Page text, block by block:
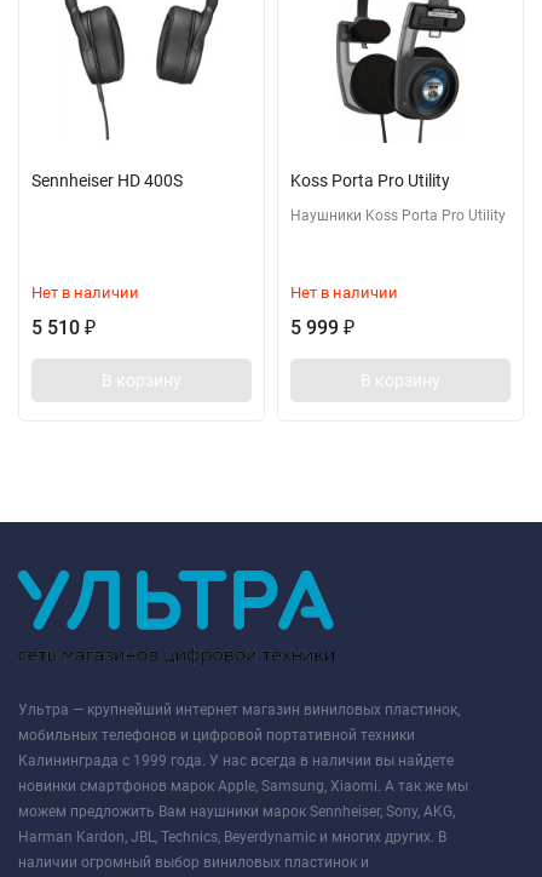
Sennheiser HD 400S
Нет в наличии
5 510 ₽
В корзину
Koss Porta Pro Utility
Наушники Koss Porta Pro Utility
Нет в наличии
5 999 ₽
В корзину
Ультра — крупнейший интернет магазин виниловых пластинок,
мобильных телефонов и цифровой портативной техники
Калининграда с 1999 года. У нас всегда в наличии вы найдете
новинки смартфонов марок Apple, Samsung, Xiaomi. А так же мы
можем предложить Вам наушники марок Sennheiser, Sony, AKG,
Harman Kardon, JBL, Technics, Beyerdynamic и многих других. В
наличии огромный выбор виниловых пластинок и